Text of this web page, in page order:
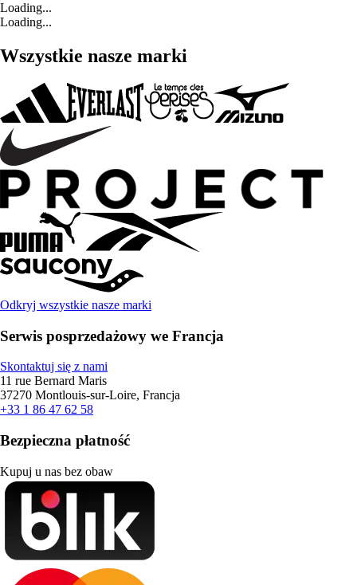
Loading...
Loading...
Wszystkie nasze marki
Odkryj wszystkie nasze marki
Serwis posprzedażowy we Francja
Skontaktuj się z nami
11 rue Bernard Maris
37270 Montlouis-sur-Loire, Francja
+33 1 86 47 62 58
Bezpieczna płatność
Kupuj u nas bez obaw